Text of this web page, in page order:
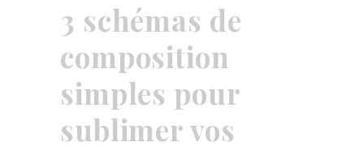
3 schémas de
composition
simples pour
sublimer vos